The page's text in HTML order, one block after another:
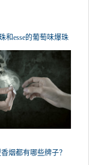
和esse的葡萄味爆珠
烟都有哪些牌子？